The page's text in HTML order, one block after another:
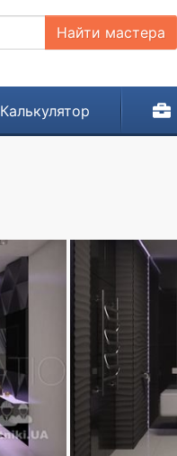
Найти мастера
Калькулятор